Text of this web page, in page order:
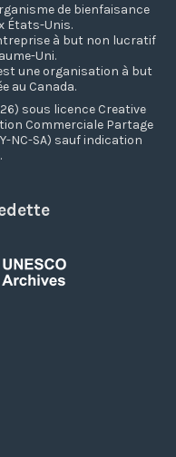
de bienfaisance
États-Unis.
à but non lucratif
Uni.
une organisation à but
au Canada.
sous licence Creative
Commerciale Partage
NC-SA) sauf indication